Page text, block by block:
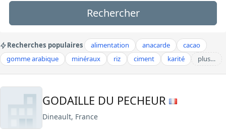
Rechercher
Recherches populaires alimentation anacarde
cacao
gomme arabique
minéraux riz ciment karité plus…
GODAILLE DU PECHEUR
Dineault, France